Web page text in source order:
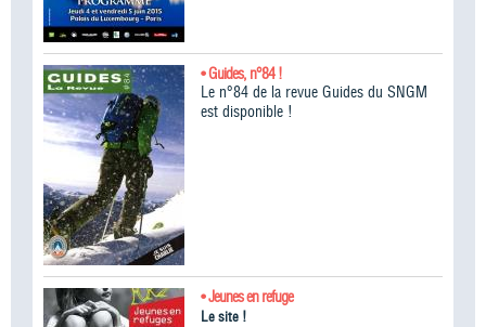
• Guides, n°84 !
Le n°84 de la revue Guides du SNGM
est disponible !
• Jeunes en refuge
Le site !